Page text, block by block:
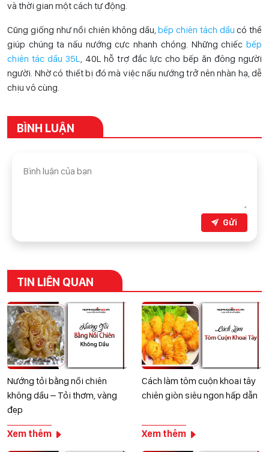
và thời gian một cách tự động.
Cũng giống như nồi chiên không dầu,bếp chiên tách dầu có thể
giúp chúng ta nấu nướng cực nhanh chóng. Những chiếc bếp
chiên tác dầu 35L, 40L hỗ trợ đắc lực cho bếp ăn đông người
người. Nhờ có thiết bị đó mà việc nấu nướng trở nên nhàn hạ, dễ
chịu vô cùng.
BÌNH LUẬN
Gửi
TIN LIÊN QUAN
Nướng tỏi bằng nồi chiên
không dầu – Tỏi thơm, vàng
đẹp
Xem thêm
Cách làm tôm cuộn khoai tây
chiên giòn siêu ngon hấp dẫn
Xem thêm